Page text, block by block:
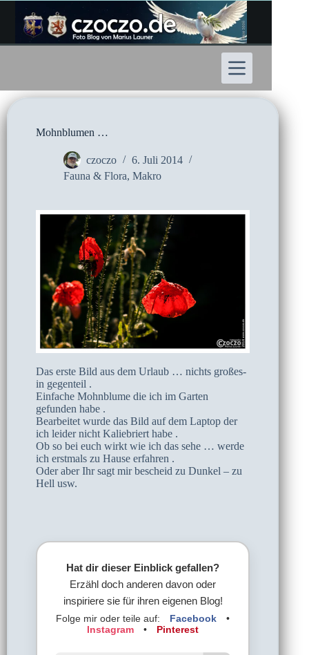
Inhalt
springen
Mohnblumen …
czoczo
6. Juli 2014
Fauna & Flora, Makro
Das erste Bild aus dem Urlaub … nichts großes-
in gegenteil .
Einfache Mohnblume die ich im Garten
gefunden habe .
Bearbeitet wurde das Bild auf dem Laptop der
ich leider nicht Kaliebriert habe .
Ob so bei euch wirkt wie ich das sehe … werde
ich erstmals zu Hause erfahren .
Oder aber Ihr sagt mir bescheid zu Dunkel – zu
Hell usw.
Hat dir dieser Einblick gefallen?
Erzähl doch anderen davon oder
inspiriere sie für ihren eigenen Blog!
Folge mir oder teile auf: Facebook
•
Instagram
• Pinterest